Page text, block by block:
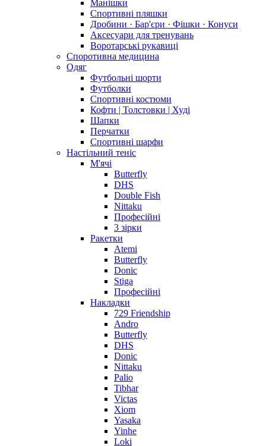
Манішки
Спортивні пляшки
Дробини · Бар'єри · Фішки · Конуси
Аксесуари для тренувань
Воротарські рукавиці
Споротивна медицина
Одяг
Футбольні шорти
Футболки
Спортивні костюми
Кофти | Толстовки | Худі
Шапки
Перчатки
Спортивні шарфи
Настільний теніс
М'ячі
Butterfly
DHS
Double Fish
Nittaku
Професійні
3 зірки
Ракетки
Atemi
Butterfly
Donic
Stiga
Професійні
Накладки
729 Friendship
Andro
Butterfly
DHS
Donic
Nittaku
Palio
Tibhar
Victas
Xiom
Yasaka
Yinhe
Loki